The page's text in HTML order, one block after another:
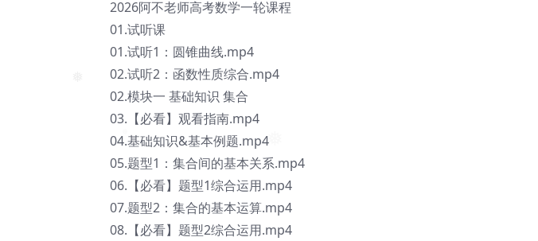
2026阿不老师高考数学一轮课程
01.试听课
01.试听1：圆锥曲线.mp4
02.试听2：函数性质综合.mp4
02.模块一 基础知识 集合
03.【必看】观看指南.mp4
04.基础知识&基本例题.mp4
05.题型1：集合间的基本关系.mp4
06.【必看】题型1综合运用.mp4
07.题型2：集合的基本运算.mp4
08.【必看】题型2综合运用.mp4